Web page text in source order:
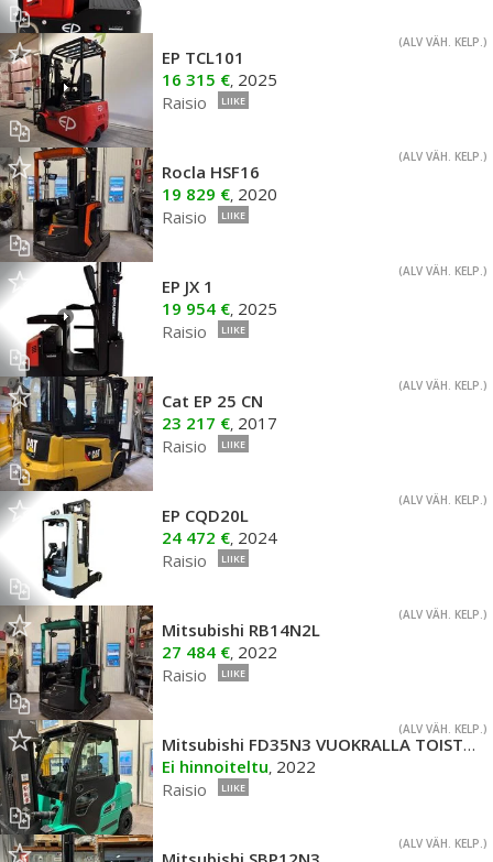
(ALV VÄH. KELP.)
EP TCL101
16 315 €, 2025
Raisio
LIIKE
(ALV VÄH. KELP.)
Rocla HSF16
19 829 €, 2020
Raisio
LIIKE
(ALV VÄH. KELP.)
EP JX 1
19 954 €, 2025
Raisio
LIIKE
(ALV VÄH. KELP.)
Cat EP 25 CN
23 217 €, 2017
Raisio
LIIKE
(ALV VÄH. KELP.)
EP CQD20L
24 472 €, 2024
Raisio
LIIKE
(ALV VÄH. KELP.)
Mitsubishi RB14N2L
27 484 €, 2022
Raisio
LIIKE
(ALV VÄH. KELP.)
Mitsubishi FD35N3 VUOKRALLA TOISTAISEKSI
Ei hinnoiteltu, 2022
Raisio
LIIKE
(ALV VÄH. KELP.)